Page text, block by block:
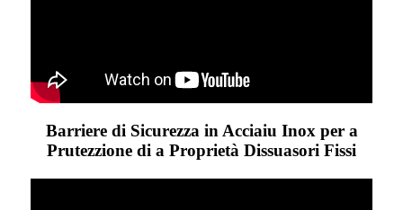
Barriere di Sicurezza in Acciaiu Inox per a
Prutezzione di a Proprietà Dissuasori Fissi